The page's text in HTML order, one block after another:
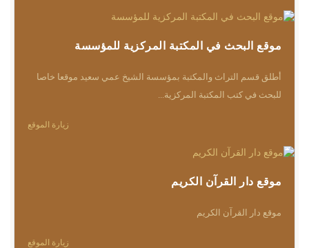
موقع البحث في المكتبة المركزية للمؤسسة
أطلق قسم التراث والمكتبة بمؤسسة الشيخ عمي سعيد موقعا خاصا
للبحث في كتب المكتبة المركزية...
زيارة الموقع
موقع دار القرآن الكريم
موقع دار القرآن الكريم
زيارة الموقع